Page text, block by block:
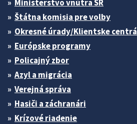
Ministerstvo vnútra SR
Štátna komisia pre volby
Okresné úrady/Klientske centrá
Európske programy
Policajný zbor
Azyl a migrácia
Verejná správa
Hasiči a záchranári
Krízové riadenie